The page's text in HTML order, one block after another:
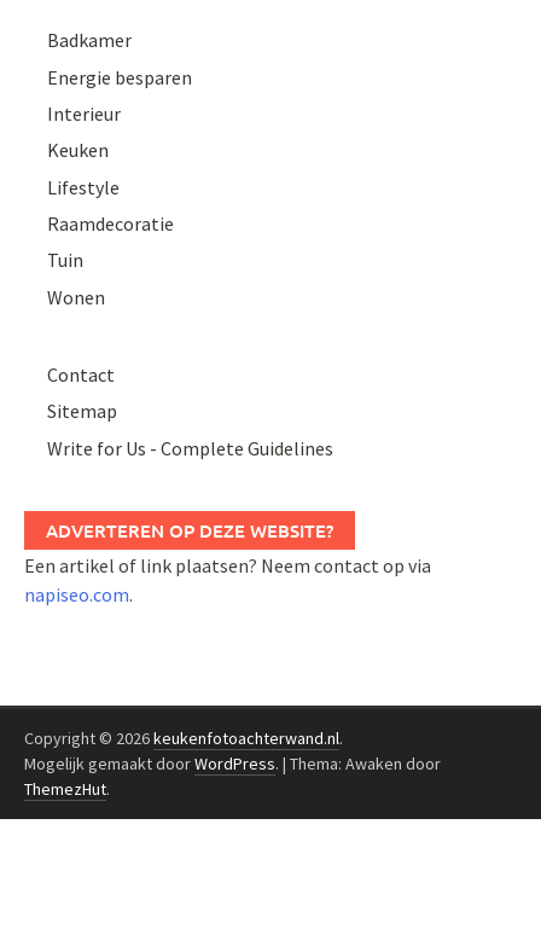
Badkamer
Energie besparen
Interieur
Keuken
Lifestyle
Raamdecoratie
Tuin
Wonen
Contact
Sitemap
Write for Us - Complete Guidelines
ADVERTEREN OP DEZE WEBSITE?
Een artikel of link plaatsen? Neem contact op via
napiseo.com.
Copyright © 2026keukenfotoachterwand.nl.
Mogelijk gemaakt doorWordPress. | Thema: Awaken door
ThemezHut.